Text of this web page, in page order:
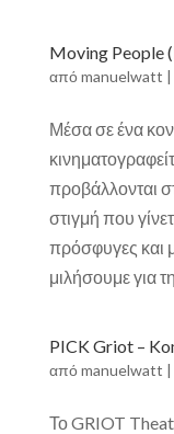
Moving People
απόmanuelwatt |
Μέσα σε ένα
προβάλλονται
στιγμή που
πρόσφυγες και
μιλήσουμε για
PICK Griot –
απόmanuelwatt |
Το GRIOT